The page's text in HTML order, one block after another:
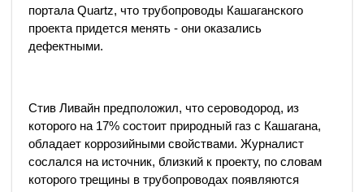
портала Quartz, что трубопроводы Кашаганского
проекта придется менять - они оказались
дефектными.
Стив Ливайн предположил, что сероводород, из
которого на 17% состоит природный газ с Кашагана,
обладает коррозийными свойствами. Журналист
сослался на источник, близкий к проекту, по словам
которого трещины в трубопроводах появляются